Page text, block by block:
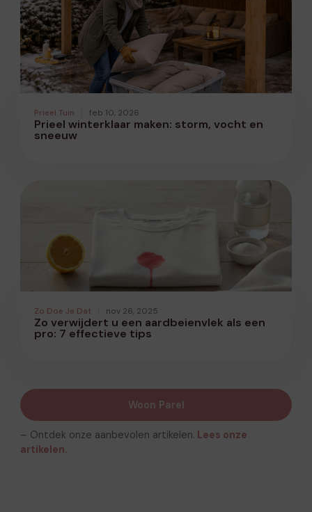
Prieel Tuin feb 10, 2026
Prieel winterklaar maken: storm, vocht en
sneeuw
Zo Doe Je Dat nov 26, 2025
Zo verwijdert u een aardbeienvlek als een
pro: 7 effectieve tips
Woon Parel
– Ontdek onze aanbevolen artikelen. Lees onze
artikelen.